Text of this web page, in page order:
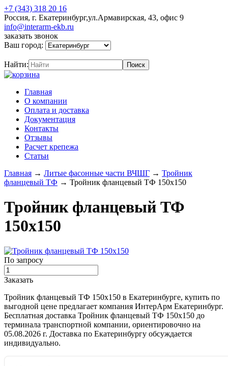
+7 (343) 318 20 16
Россия, г. Екатеринбург,ул.Армавирская, 43, офис 9
info@interarm-ekb.ru
заказать звонок
Ваш город:
Найти:
Главная
О компании
Оплата и доставка
Документация
Контакты
Отзывы
Расчет крепежа
Статьи
Главная → Литые фасонные части ВЧШГ → Тройник
фланцевый ТФ → Тройник фланцевый ТФ 150х150
Тройник фланцевый ТФ
150х150
По запросу
Заказать
Тройник фланцевый ТФ 150х150 в Екатеринбурге, купить по
выгодной цене предлагает компания ИнтерАрм Екатеринбург.
Бесплатная доставка Тройник фланцевый ТФ 150х150 до
терминала транспортной компании, ориентировочно на
05.08.2026 г. Доставка по Екатеринбургу обсуждается
индивидуально.